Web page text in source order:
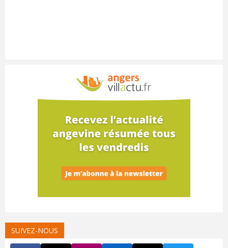
SUIVEZ-NOUS